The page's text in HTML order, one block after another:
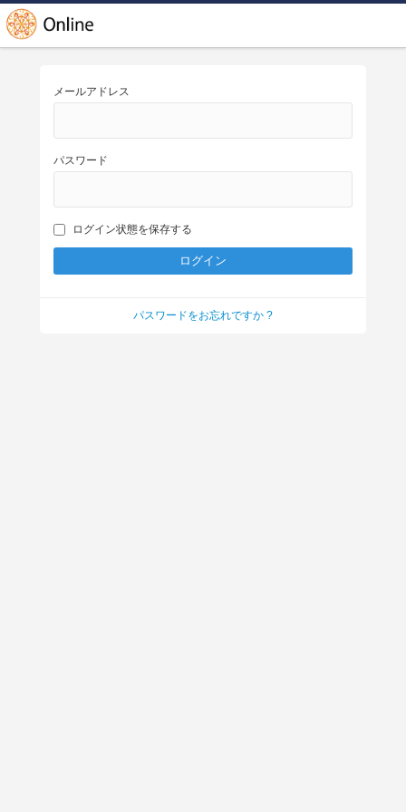
メールアドレス
パスワード
ログイン状態を保存する
パスワードをお忘れですか ?